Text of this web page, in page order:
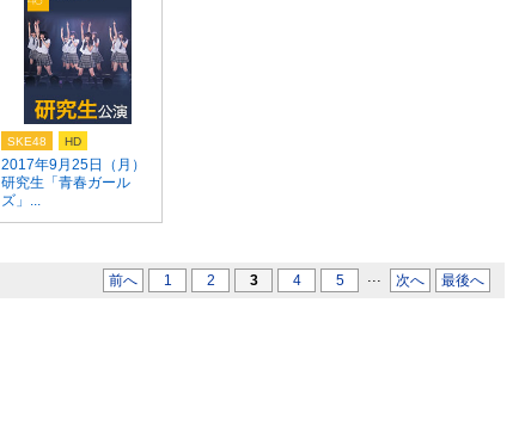
2017年9月25日（月）
研究生「青春ガール
ズ」...
SKE48 HD
前へ 1 2 3 4 5 ... 次へ 最後へ